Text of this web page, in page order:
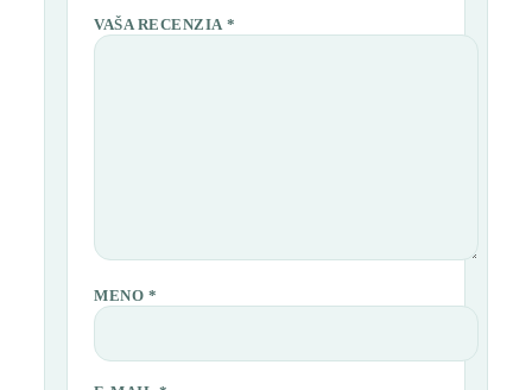
VAŠA RECENZIA *
MENO *